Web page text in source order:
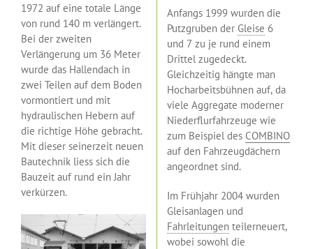
1972 auf eine totale Länge
von rund 140 m verlängert.
Bei der zweiten
Verlängerung um 36 Meter
wurde das Hallendach in
zwei Teilen auf dem Boden
vormontiert und mit
hydraulischen Hebern auf
die richtige Höhe gebracht.
Mit dieser seinerzeit neuen
Bautechnik liess sich die
Bauzeit auf rund ein Jahr
verkürzen.
Anfangs 1999 wurden die
Putzgruben der Gleise 6
und 7 zu je rund einem
Drittel zugedeckt.
Gleichzeitig hängte man
Hocharbeitsbühnen auf, da
viele Aggregate moderner
Niederflurfahrzeuge wie
zum Beispiel des COMBINO
auf den Fahrzeugdächern
angeordnet sind.
Im Frühjahr 2004 wurden
Gleisanlagen und
Fahrleitungen teilerneuert,
wobei sowohl die